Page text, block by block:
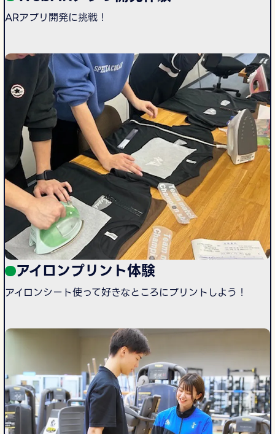
ARアプリ開発に挑戦！
アイロンプリント体験
アイロンシート使って好きなところにプリントしよう！